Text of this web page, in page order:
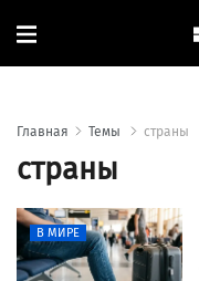
Главная Темы страны
страны
В МИРЕ